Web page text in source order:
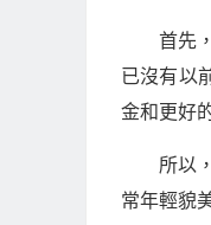
首先
已沒有以
金和更好
所以
常年輕貌